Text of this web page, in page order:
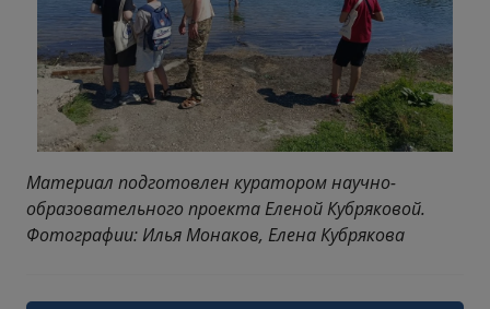
Материал подготовлен куратором научно-
образовательного проекта Еленой Кубряковой.
Фотографии: Илья Монаков, Елена Кубрякова